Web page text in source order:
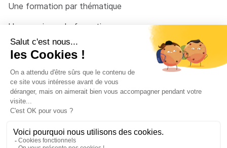
Une formation par thématique
Un organisme de formation
Un conseiller
© 2026 - Côté Formations - par Via Compétences
Menu Pied de page